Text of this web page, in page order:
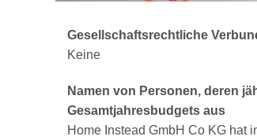
Gesellschaftsrechtliche
Keine
Namen von Personen, deren
Gesamtjahresbudgets aus
Home Instead GmbH Co KG hat